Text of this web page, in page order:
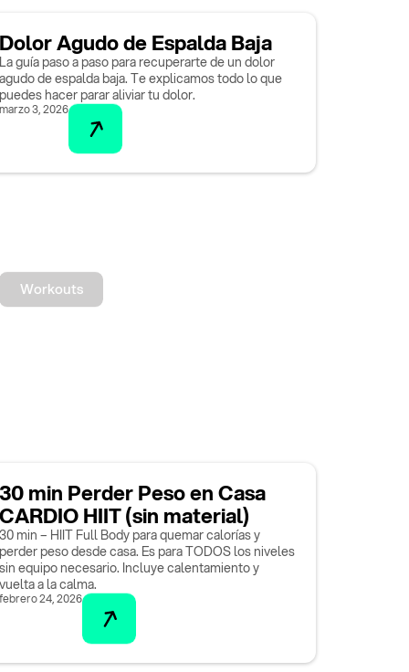
Dolor Agudo de Espalda Baja
La guía paso a paso para recuperarte de un dolor
agudo de espalda baja. Te explicamos todo lo que
puedes hacer parar aliviar tu dolor.
marzo 3, 2026
Workouts
30 min Perder Peso en Casa
CARDIO HIIT (sin material)
30 min – HIIT Full Body para quemar calorías y
perder peso desde casa. Es para TODOS los niveles
sin equipo necesario. Incluye calentamiento y
vuelta a la calma.
febrero 24, 2026